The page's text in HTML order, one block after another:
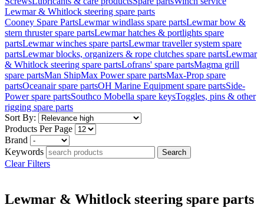
Lewmar & Whitlock steering spare parts
Cooney Spare PartsLewmar windlass spare partsLewmar bow &
stern thruster spare partsLewmar hatches & portlights spare
partsLewmar winches spare partsLewmar traveller system spare
partsLewmar blocks, organizers & rope clutches spare partsLewmar
& Whitlock steering spare partsLofrans' spare partsMagma grill
spare partsMan ShipMax Power spare partsMax-Prop spare
partsOceanair spare partsOH Marine Equipment spare partsSide-
Power spare partsSouthco Mobella spare keysToggles, pins & other
rigging spare parts
Sort By:
Products Per Page
Brand
Keywords
Clear Filters
Lewmar & Whitlock steering spare parts